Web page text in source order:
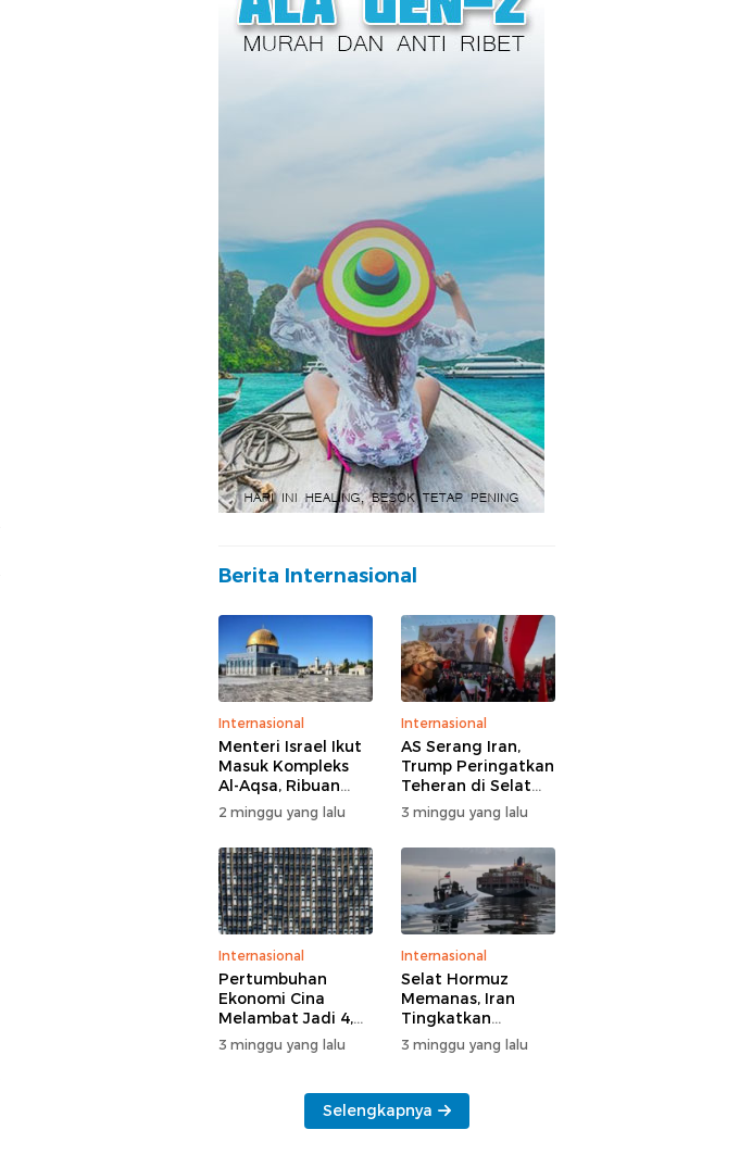
Berita Internasional
Internasional
Menteri Israel Ikut
Masuk Kompleks
Al-Aqsa, Ribuan
Massa Yahudi Gelar
Ritual di Tengah
Pengamanan Polisi
2 minggu yang lalu
Internasional
AS Serang Iran,
Trump Peringatkan
Teheran di Selat
Hormuz
3 minggu yang lalu
Internasional
Pertumbuhan
Ekonomi Cina
Melambat Jadi 4,3
Persen
3 minggu yang lalu
Internasional
Selat Hormuz
Memanas, Iran
Tingkatkan
Tekanan ke AS
3 minggu yang lalu
Selengkapnya